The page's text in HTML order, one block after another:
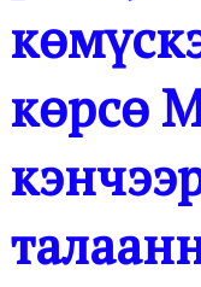
көрсө